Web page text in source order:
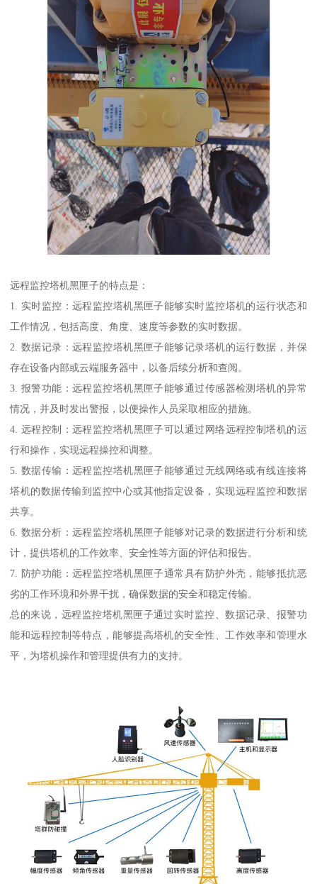
远程监控塔机黑匣子的特点是：
1. 实时监控：远程监控塔机黑匣子能够实时监控塔机的运行状态和
工作情况，包括高度、角度、速度等参数的实时数据。
2. 数据记录：远程监控塔机黑匣子能够记录塔机的运行数据，并保
存在设备内部或云端服务器中，以备后续分析和查阅。
3. 报警功能：远程监控塔机黑匣子能够通过传感器检测塔机的异常
情况，并及时发出警报，以便操作人员采取相应的措施。
4. 远程控制：远程监控塔机黑匣子可以通过网络远程控制塔机的运
行和操作，实现远程操控和调整。
5. 数据传输：远程监控塔机黑匣子能够通过无线网络或有线连接将
塔机的数据传输到监控中心或其他指定设备，实现远程监控和数据
共享。
6. 数据分析：远程监控塔机黑匣子能够对记录的数据进行分析和统
计，提供塔机的工作效率、安全性等方面的评估和报告。
7. 防护功能：远程监控塔机黑匣子通常具有防护外壳，能够抵抗恶
劣的工作环境和外界干扰，确保数据的安全和稳定传输。
总的来说，远程监控塔机黑匣子通过实时监控、数据记录、报警功
能和远程控制等特点，能够提高塔机的安全性、工作效率和管理水
平，为塔机操作和管理提供有力的支持。